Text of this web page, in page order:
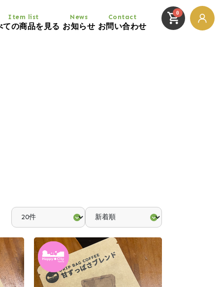
Item list
ての商品を見る
News
お知らせ
Contact
お問い合わせ
0